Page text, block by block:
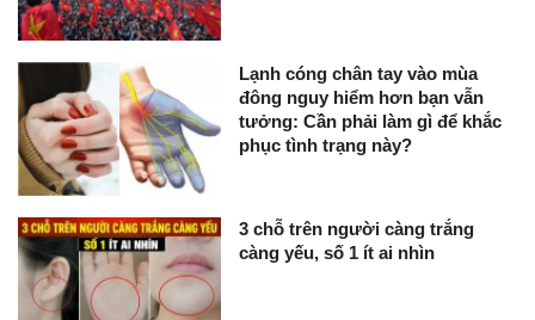
Lạnh cóng chân tay vào mùa
đông nguy hiểm hơn bạn vẫn
tưởng: Cần phải làm gì để khắc
phục tình trạng này?
3 chỗ trên người càng trắng
càng yếu, số 1 ít ai nhìn